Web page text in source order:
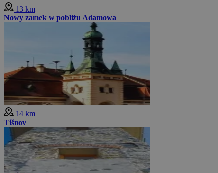
13 km
Nowy zamek w pobliżu Adamowa
14 km
Tišnov